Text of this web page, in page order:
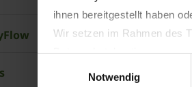
ihnen bereitgestellt haben
Wir setzen im Rahmen des
Datenschutzbestimmungen
Daten bestehen kann.
Notwendig